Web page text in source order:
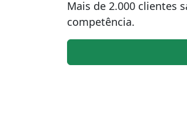
Mais de 2.000 clientes
competência.